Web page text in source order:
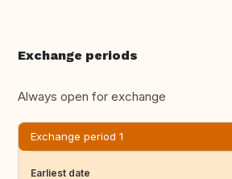
Exchange periods
Always open for exchange
Exchange period 1
Earliest date